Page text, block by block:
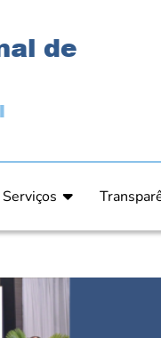
de
/ Acórdão
CRFMS
Serviços
Cartas de Serviços –
Orientações Técnicas
Proteção